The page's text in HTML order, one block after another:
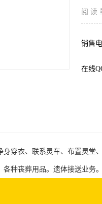
阅 读
销售电
在线
穿衣、联系灵车、布置灵堂
种丧葬用品。遗体接送业务。